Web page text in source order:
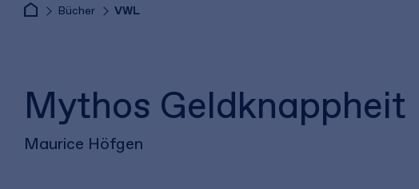
Bücher VWL
Mythos Geldknappheit
Maurice Höfgen